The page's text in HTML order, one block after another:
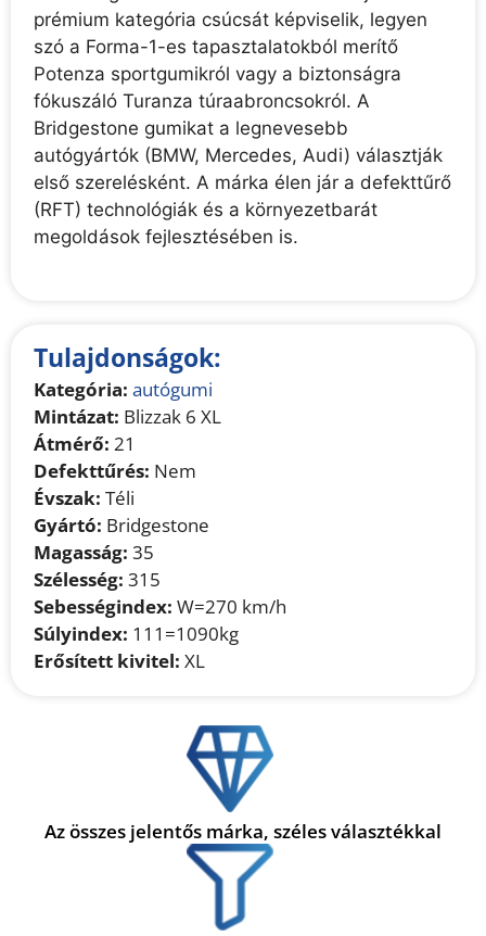
:
prémium kategória csúcsát képviselik, legyen
szó a Forma-1-es tapasztalatokból merítő
Potenza sportgumikról vagy a biztonságra
fókuszáló Turanza túraabroncsokról. A
Bridgestone gumikat a legnevesebb
autógyártók (BMW, Mercedes, Audi) választják
első szerelésként. A márka élen jár a defekttűrő
(RFT) technológiák és a környezetbarát
megoldások fejlesztésében is.
Tulajdonságok:
Kategória: autógumi
Mintázat: Blizzak 6 XL
Átmérő: 21
Defekttűrés: Nem
Évszak: Téli
Gyártó: Bridgestone
Magasság: 35
Szélesség: 315
Sebességindex: W=270 km/h
Súlyindex: 111=1090kg
Erősített kivitel: XL
Az összes jelentős márka, széles választékkal